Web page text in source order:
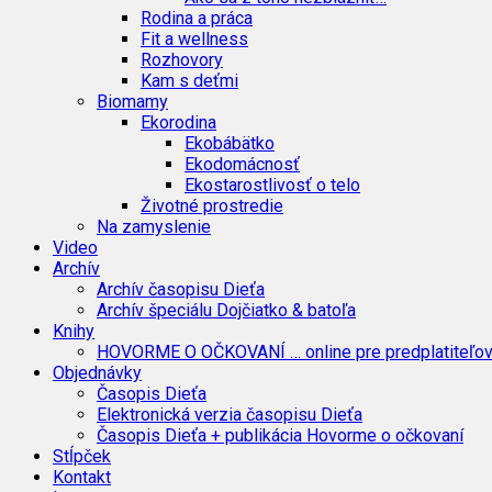
Rodina a práca
Fit a wellness
Rozhovory
Kam s deťmi
Biomamy
Ekorodina
Ekobábätko
Ekodomácnosť
Ekostarostlivosť o telo
Životné prostredie
Na zamyslenie
Video
Archív
Archív časopisu Dieťa
Archív špeciálu Dojčiatko & batoľa
Knihy
HOVORME O OČKOVANÍ … online pre predplatiteľov
Objednávky
Časopis Dieťa
Elektronická verzia časopisu Dieťa
Časopis Dieťa + publikácia Hovorme o očkovaní
Stĺpček
Kontakt